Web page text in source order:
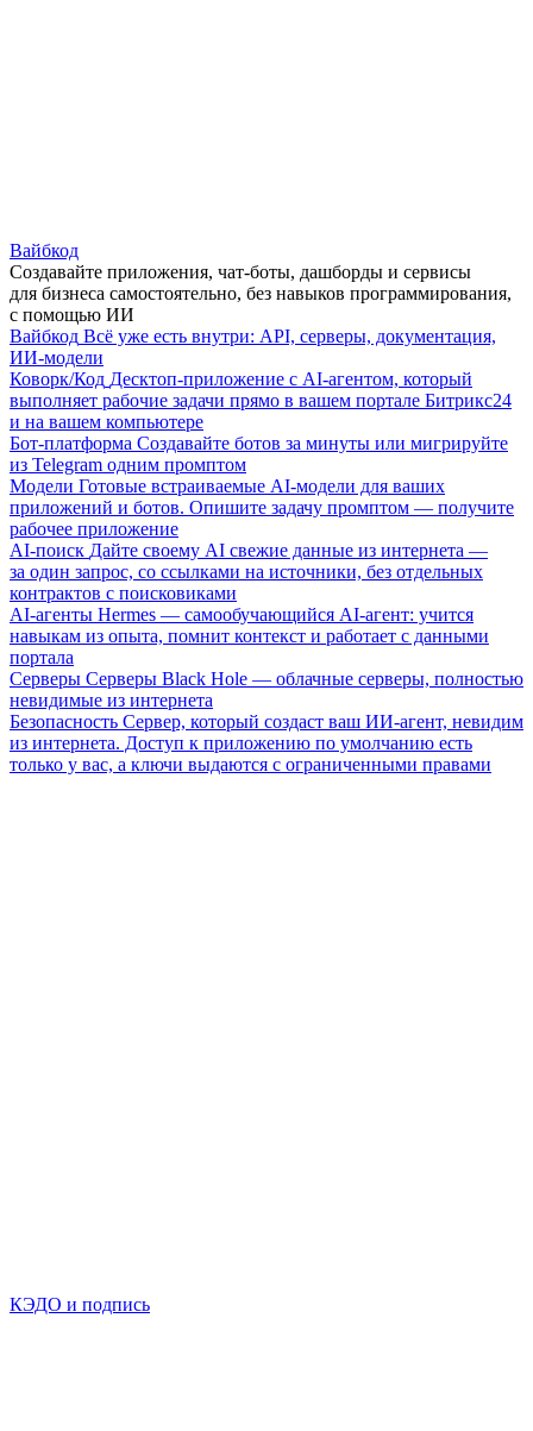
Вайбкод
Создавайте приложения, чат-боты, дашборды и сервисы
для бизнеса самостоятельно, без навыков программирования,
с помощью ИИ
Вайбкод Всё уже есть внутри: API, серверы, документация,
ИИ-модели
Коворк/Код Десктоп-приложение с AI-агентом, который
выполняет рабочие задачи прямо в вашем портале Битрикс24
и на вашем компьютере
Бот-платформа Создавайте ботов за минуты или мигрируйте
из Telegram одним промптом
Модели Готовые встраиваемые AI-модели для ваших
приложений и ботов. Опишите задачу промптом — получите
рабочее приложение
AI-поиск Дайте своему AI свежие данные из интернета —
за один запрос, со ссылками на источники, без отдельных
контрактов с поисковиками
AI-агенты Hermes — самообучающийся AI-агент: учится
навыкам из опыта, помнит контекст и работает с данными
портала
Серверы Серверы Black Hole — облачные серверы, полностью
невидимые из интернета
Безопасность Сервер, который создаст ваш ИИ-агент, невидим
из интернета. Доступ к приложению по умолчанию есть
только у вас, а ключи выдаются с ограниченными правами
КЭДО и подпись